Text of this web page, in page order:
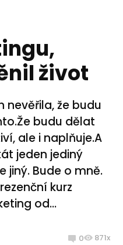
život
nevěřila, že budu
budu dělat
ale i naplňuje.A
jeden jediný
jiný. Bude o mně.
kurz
od...
0 871x